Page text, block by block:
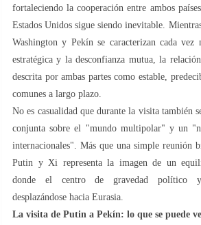
fortaleciendo la cooperación entre ambos
Estados Unidos sigue siendo inevitable.
Washington y Pekín se caracterizan cada vez
estratégica y la desconfianza mutua, la
descrita por ambas partes como estable,
comunes a largo plazo.
No es casualidad que durante la visita también
conjunta sobre el "mundo multipolar" y un
internacionales". Más que una simple reunión
Putin y Xi representa la imagen de un
donde el centro de gravedad político y
desplazándose hacia Eurasia.
La visita de Putin a Pekín: lo que se puede